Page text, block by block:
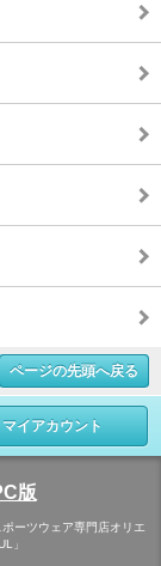
ページの先頭へ戻る
マイアカウント
版
ーツウェア専門店オリエ
」